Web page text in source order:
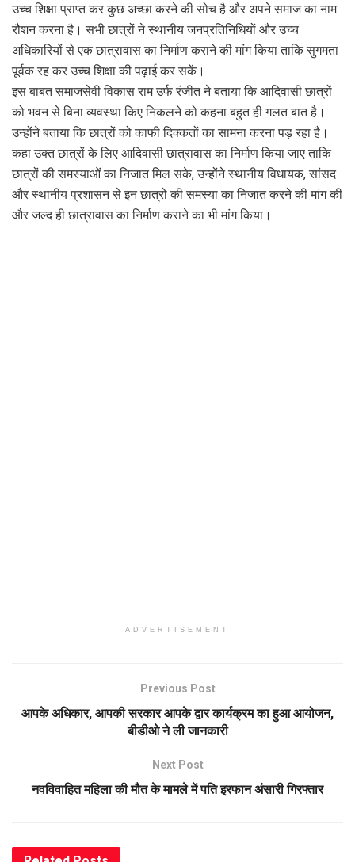
उच्च शिक्षा प्राप्त कर कुछ अच्छा करने की सोच है और अपने समाज का नाम
रौशन करना है। सभी छात्रों ने स्थानीय जनप्रतिनिधियों और उच्च
अधिकारियों से एक छात्रावास का निर्माण कराने की मांग किया ताकि सुगमता
पूर्वक रह कर उच्च शिक्षा की पढ़ाई कर सकें।
इस बाबत समाजसेवी विकास राम उर्फ रंजीत ने बताया कि आदिवासी छात्रों
को भवन से बिना व्यवस्था किए निकलने को कहना बहुत ही गलत बात है।
उन्होंने बताया कि छात्रों को काफी दिक्कतों का सामना करना पड़ रहा है।
कहा उक्त छात्रों के लिए आदिवासी छात्रावास का निर्माण किया जाए ताकि
छात्रों की समस्याओं का निजात मिल सके, उन्होंने स्थानीय विधायक, सांसद
और स्थानीय प्रशासन से इन छात्रों की समस्या का निजात करने की मांग की
और जल्द ही छात्रावास का निर्माण कराने का भी मांग किया।
ADVERTISEMENT
Previous Post
आपके अधिकार, आपकी सरकार आपके द्वार कार्यक्रम का हुआ आयोजन,
बीडीओ ने ली जानकारी
Next Post
नवविवाहित महिला की मौत के मामले में पति इरफान अंसारी गिरफ्तार